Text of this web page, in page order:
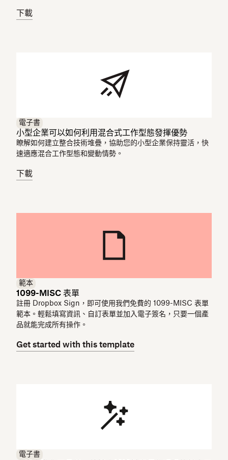
下載
電子書
小型企業可以如何利用混合式工作型態發揮優勢
瞭解如何建立整合技術堆疊，協助您的小型企業保持靈活，快
速適應混合工作型態和變動情勢。
下載
範本
1099-MISC 表單
註冊 Dropbox Sign，即可使用我們免費的 1099-MISC 表單
範本。輕鬆填寫資訊、自訂表單並加入電子簽名，只要一個產
品就能完成所有操作。
Get started with this template
電子書